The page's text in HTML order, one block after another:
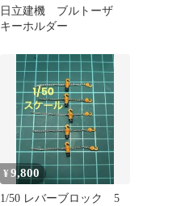
日立建機 ブルトーザ
キーホルダー
¥9,800
1/50 レバーブロック 5